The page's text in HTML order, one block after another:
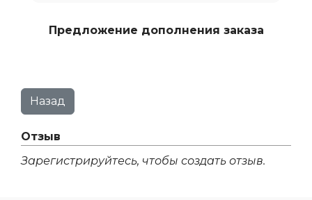
Предложение дополнения заказа
Отзыв
Зарегистрируйтесь, чтобы создать отзыв.